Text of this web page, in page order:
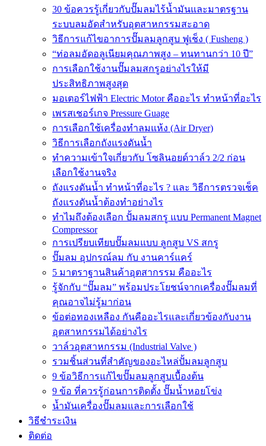
30 ข้อควรรู้เกี่ยวกับปั๊มลมไร้น้ำมันและมาตรฐาน
ระบบลมอัดสำหรับอุตสาหกรรมสะอาด
วิธีการแก้ไขอาการปั๊มลมลูกสูบ ฟูเช็ง ( Fusheng )
“ท่อลมอัดอลูเนียมคุณภาพสูง – ทนทานกว่า 10 ปี”
การเลือกใช้งานปั๊มลมสกรูอย่างไรให้มี
ประสิทธิภาพสูงสุด
มอเตอร์ไฟฟ้า Electric Motor คืออะไร ทำหน้าที่อะไร
เพรสเชอร์เกจ Pressure Guage
การเลือกใช้เครื่องทำลมแห้ง (Air Dryer)
วิธีการเลือกถังแรงดันน้ำ
ทำความเข้าใจเกี่ยวกับ โซลินอยด์วาล์ว 2/2 ก่อน
เลือกใช้งานจริง
ถังแรงดันน้ำ ทำหน้าที่อะไร ? และ วิธีการตรวจเช็ค
ถังแรงดันน้ำต้องทำอย่างไร
ทำไมถึงต้องเลือก ปั้มลมสกรู แบบ Permanent Magnet
Compressor
การเปรียบเทียบปั๊มลมแบบ ลูกสูบ VS สกรู
ปั๊มลม อุปกรณ์ลม กับ งานคาร์แคร์
5 มาตราฐานสินค้าอุตสากรรม คืออะไร
รู้จักกับ “ปั๊มลม” พร้อมประโยชน์จากเครื่องปั๊มลมที่
คุณอาจไม่รู้มาก่อน
ข้อต่อทองเหลือง กันคืออะไรและเกี่ยวข้องกับงาน
อุตสาหกรรมได้อย่างไร
วาล์วอุตสาหกรรม (Industrial Valve )
รวมชิ้นส่วนที่สำคัญของอะไหล่ปั้มลมลูกสูบ
9 ข้อวิธีการแก้ไขปั๊มลมลูกสูบเบื้องต้น
9 ข้อ ที่ควรรู้ก่อนการติดตั้ง ปั๊มน้ำหอยโข่ง
น้ำมันเครื่องปั๊มลมและการเลือกใช้
วิธีชำระเงิน
ติดต่อ